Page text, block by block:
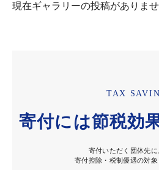
現在ギャラリーの投稿がありま
TAX
寄付には節税効
寄付いただく団体先に
寄付控除・税制優遇の対象